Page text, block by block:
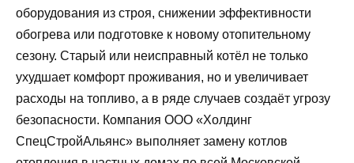
оборудования из строя, снижении эффективности
обогрева или подготовке к новому отопительному
сезону. Старый или неисправный котёл не только
ухудшает комфорт проживания, но и увеличивает
расходы на топливо, а в ряде случаев создаёт угрозу
безопасности. Компания ООО «Холдинг
СпецСтройАльянс» выполняет замену котлов